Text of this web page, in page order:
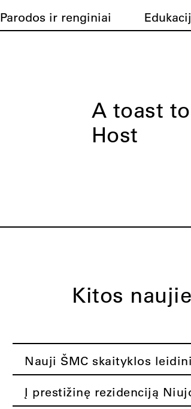
Parodos ir renginiai
A toast
Host
Kitos
Nauji ŠMC skaityklos
Į prestižinę rezidenciją